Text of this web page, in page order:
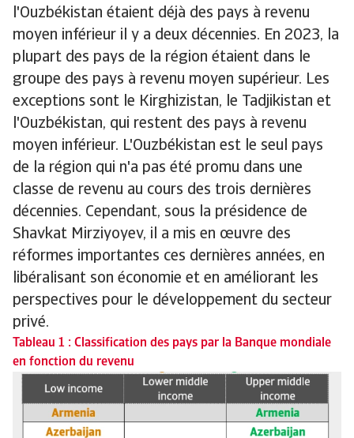
l'Ouzbékistan étaient déjà des pays à revenu
moyen inférieur il y a deux décennies. En 2023, la
plupart des pays de la région étaient dans le
groupe des pays à revenu moyen supérieur. Les
exceptions sont le Kirghizistan, le Tadjikistan et
l'Ouzbékistan, qui restent des pays à revenu
moyen inférieur. L'Ouzbékistan est le seul pays
de la région qui n'a pas été promu dans une
classe de revenu au cours des trois dernières
décennies. Cependant, sous la présidence de
Shavkat Mirziyoyev, il a mis en œuvre des
réformes importantes ces dernières années, en
libéralisant son économie et en améliorant les
perspectives pour le développement du secteur
privé.
Tableau 1 : Classification des pays par la Banque mondiale
en fonction du revenu